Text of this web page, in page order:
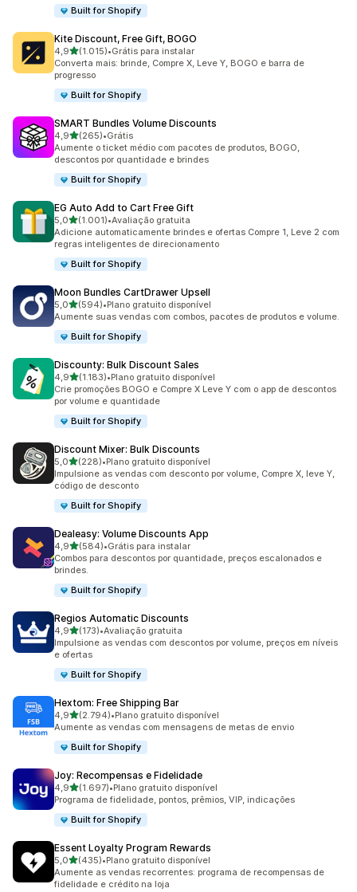
Built for Shopify
Kite Discount, Free Gift, BOGO
4,9de 5 estrelas
(1.015)
1015 avaliações ao todo
•Grátis para instalar
Converta mais: brinde, Compre X, Leve Y, BOGO e barra de
progresso
Built for Shopify
SMART Bundles Volume Discounts
4,9de 5 estrelas
(265)
265 avaliações ao todo
•Grátis
Aumente o ticket médio com pacotes de produtos, BOGO,
descontos por quantidade e brindes
Built for Shopify
EG Auto Add to Cart Free Gift
5,0de 5 estrelas
(1.001)
1001 avaliações ao todo
•Avaliação gratuita
Adicione automaticamente brindes e ofertas Compre 1, Leve 2 com
regras inteligentes de direcionamento
Built for Shopify
Moon Bundles CartDrawer Upsell
5,0de 5 estrelas
(594)
594 avaliações ao todo
•Plano gratuito disponível
Aumente suas vendas com combos, pacotes de produtos e volume.
Built for Shopify
Discounty: Bulk Discount Sales
4,9de 5 estrelas
(1.183)
1183 avaliações ao todo
•Plano gratuito disponível
Crie promoções BOGO e Compre X Leve Y com o app de descontos
por volume e quantidade
Built for Shopify
Discount Mixer: Bulk Discounts
5,0de 5 estrelas
(228)
228 avaliações ao todo
•Plano gratuito disponível
Impulsione as vendas com desconto por volume, Compre X, leve Y,
código de desconto
Built for Shopify
Dealeasy: Volume Discounts App
4,9de 5 estrelas
(584)
584 avaliações ao todo
•Grátis para instalar
Combos para descontos por quantidade, preços escalonados e
brindes.
Built for Shopify
Regios Automatic Discounts
4,9de 5 estrelas
(173)
173 avaliações ao todo
•Avaliação gratuita
Impulsione as vendas com descontos por volume, preços em níveis
e ofertas
Built for Shopify
Hextom: Free Shipping Bar
4,9de 5 estrelas
(2.794)
2794 avaliações ao todo
•Plano gratuito disponível
Aumente as vendas com mensagens de metas de envio
Built for Shopify
Joy: Recompensas e Fidelidade
4,9de 5 estrelas
(1.697)
1697 avaliações ao todo
•Plano gratuito disponível
Programa de fidelidade, pontos, prêmios, VIP, indicações
Built for Shopify
Essent Loyalty Program Rewards
5,0de 5 estrelas
(435)
435 avaliações ao todo
•Plano gratuito disponível
Aumente as vendas recorrentes: programa de recompensas de
fidelidade e crédito na loja